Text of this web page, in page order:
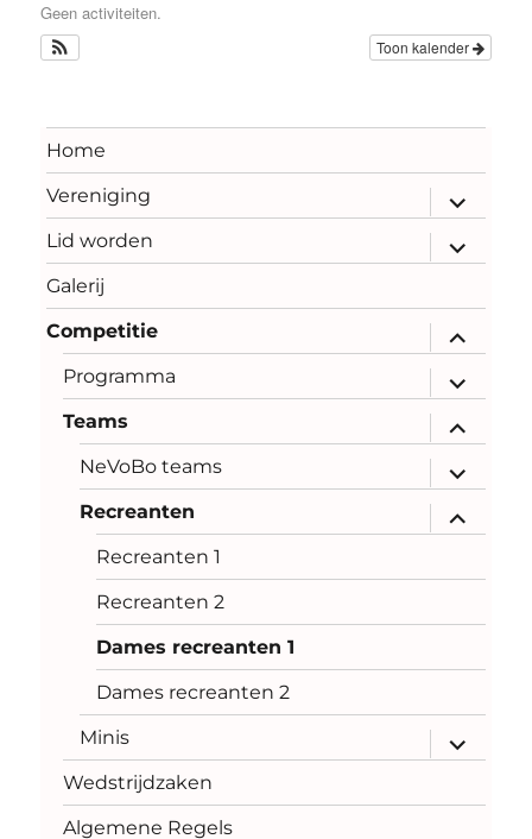
Geen activiteiten.
Toon kalender
Home
Vereniging
submenu
Lid worden
submenu
Galerij
Competitie
submenu
Programma
submenu
Teams
submenu
NeVoBo teams
submenu
Recreanten
submenu
Recreanten 1
Recreanten 2
Dames recreanten 1
Dames recreanten 2
Minis
submenu
Wedstrijdzaken
Algemene Regels